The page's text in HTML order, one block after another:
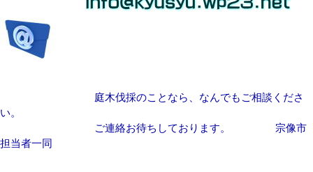
庭木伐採のことなら、なんでもご相談くださ
い。
ご連絡お待ちしております。 宗像市
担当者一同